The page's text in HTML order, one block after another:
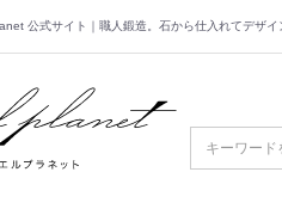
公式サイト｜職人鍛造。石から仕入れてデザイ
planet 公式